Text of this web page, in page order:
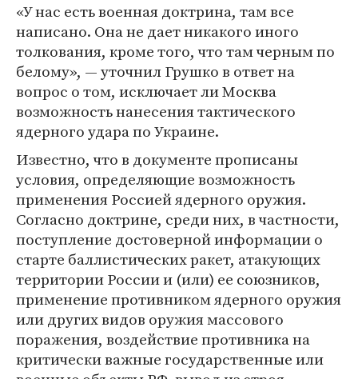
«У нас есть военная доктрина, там все
написано. Она не дает никакого иного
толкования, кроме того, что там черным по
белому», — уточнил Грушко в ответ на
вопрос о том, исключает ли Москва
возможность нанесения тактического
ядерного удара по Украине.
Известно, что в документе прописаны
условия, определяющие возможность
применения Россией ядерного оружия.
Согласно доктрине, среди них, в частности,
поступление достоверной информации о
старте баллистических ракет, атакующих
территории России и (или) ее союзников,
применение противником ядерного оружия
или других видов оружия массового
поражения, воздействие противника на
критически важные государственные или